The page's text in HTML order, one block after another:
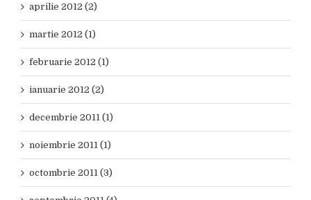
aprilie 2012 (2)
martie 2012 (1)
februarie 2012 (1)
ianuarie 2012 (2)
decembrie 2011 (1)
noiembrie 2011 (1)
octombrie 2011 (3)